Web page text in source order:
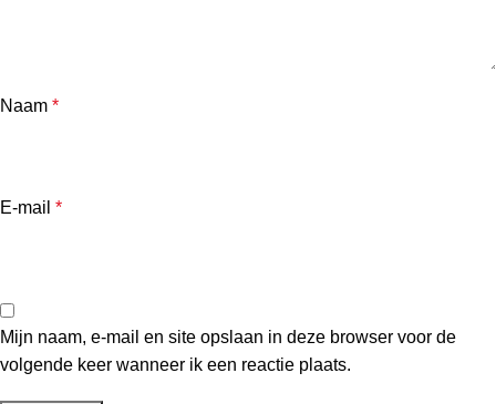
Naam *
E-mail *
Mijn naam, e-mail en site opslaan in deze browser voor de
volgende keer wanneer ik een reactie plaats.